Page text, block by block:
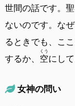
世間の話です。
ないのです。な
るときでも、こ
するか、 空
くう
にし
女神の問い